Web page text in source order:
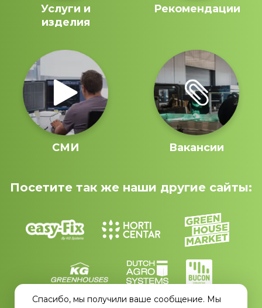
Услуги и
изделия
Рекомендации
СМИ Вакансии
Посетите так же наши другие сайты:
Спасибо, мы получили ваше сообщение. Мы